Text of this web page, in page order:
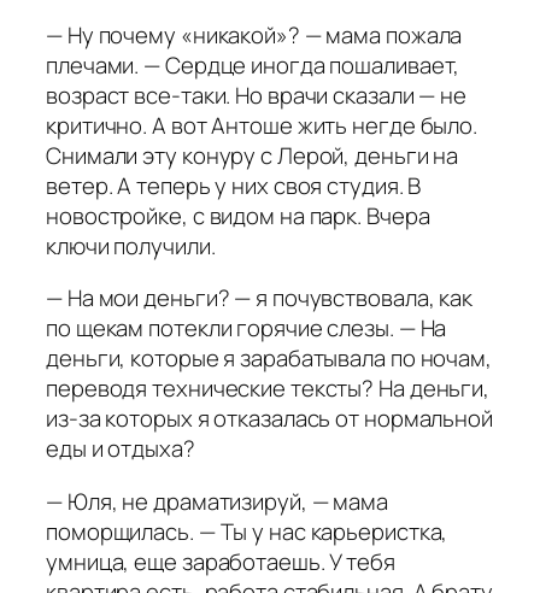
— Ну почему «никакой»? — мама пожала
плечами. — Сердце иногда пошаливает,
возраст все-таки. Но врачи сказали — не
критично. А вот Антоше жить негде было.
Снимали эту конуру с Лерой, деньги на
ветер. А теперь у них своя студия. В
новостройке, с видом на парк. Вчера
ключи получили.
— На мои деньги? — я почувствовала, как
по щекам потекли горячие слезы. — На
деньги, которые я зарабатывала по ночам,
переводя технические тексты? На деньги,
из-за которых я отказалась от нормальной
еды и отдыха?
— Юля, не драматизируй, — мама
поморщилась. — Ты у нас карьеристка,
умница, еще заработаешь. У тебя